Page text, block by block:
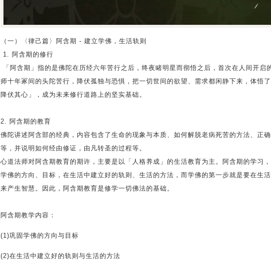
（一）〈律己篇〉阿含期 - 建立学佛，生活轨则
1. 阿含期的修行
「阿含期」指的是佛陀在历经六年苦行之后，终夜睹明星而彻悟之后，首次在人间开启
师十年冢间的头陀苦行，降伏孤独与恐惧，把一切世间的欲望、需求都闲静下来，体悟
降伏其心」，成为未来修行道路上的坚实基础。
2. 阿含期的教育
佛陀讲述阿含部的经典，内容包含了生命的现象与本质、如何解脱老病死苦的方法、正
等，并说明如何经由修证，由凡转圣的过程等。
心道法师对阿含期教育的期许，主要是以「人格养成」的生活教育为主。阿含期的学习
学佛的方向、目标，在生活中建立好的轨则、生活的方法，而学佛的第一步就是要在生活
来产生智慧。因此，阿含期教育是修学一切佛法的基础。
阿含期教学内容：
(1)巩固学佛的方向与目标
(2)在生活中建立好的轨则与生活的方法